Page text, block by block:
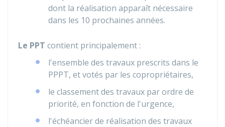
dont la réalisation apparaît nécessaire
dans les 10 prochaines années.
Le PPT contient principalement :
l'ensemble des travaux prescrits dans le
PPPT, et votés par les copropriétaires,
le classement des travaux par ordre de
priorité, en fonction de l'urgence,
l'échéancier de réalisation des travaux